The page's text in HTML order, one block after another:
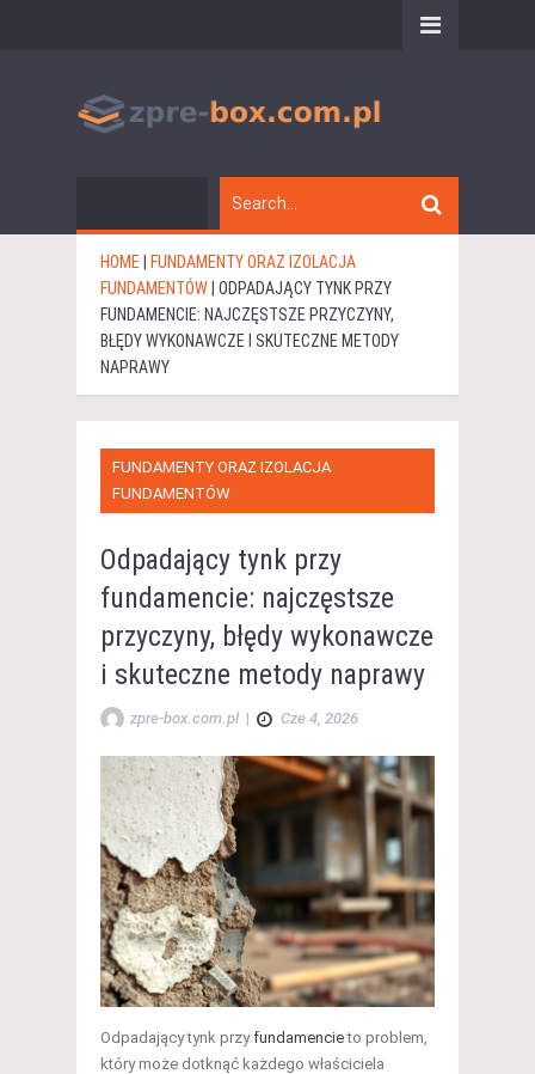
HOME
FUNDAMENTY ORAZ IZOLACJA
FUNDAMENTÓW ODPADAJĄCY TYNK PRZY
FUNDAMENCIE: NAJCZĘSTSZE PRZYCZYNY,
BŁĘDY WYKONAWCZE I SKUTECZNE METODY
NAPRAWY
FUNDAMENTY ORAZ IZOLACJA
FUNDAMENTÓW
Odpadający tynk przy
fundamencie: najczęstsze
przyczyny, błędy wykonawcze
i skuteczne metody naprawy
zpre-box.com.pl | Cze 4, 2026
Odpadający tynk przyfundamencieto problem,
który może dotknąć każdego właściciela